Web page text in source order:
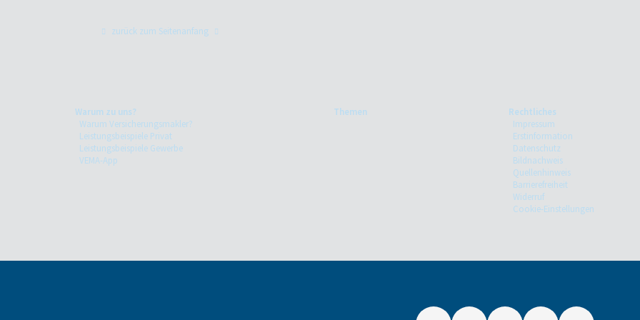
zurück zum Seitenanfang
Warum zu uns?
Warum Versicherungsmakler?
Leistungsbeispiele Privat
Leistungsbeispiele Gewerbe
VEMA-App
Themen
Rechtliches
Impressum
Erstinformation
Datenschutz
Bildnachweis
Quellenhinweis
Barrierefreiheit
Widerruf
Cookie-Einstellungen